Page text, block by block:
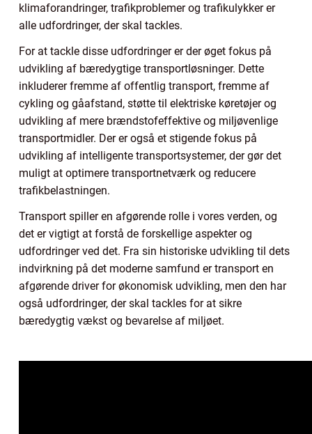
klimaforandringer, trafikproblemer og trafikulykker er
alle udfordringer, der skal tackles.
For at tackle disse udfordringer er der øget fokus på
udvikling af bæredygtige transportløsninger. Dette
inkluderer fremme af offentlig transport, fremme af
cykling og gåafstand, støtte til elektriske køretøjer og
udvikling af mere brændstofeffektive og miljøvenlige
transportmidler. Der er også et stigende fokus på
udvikling af intelligente transportsystemer, der gør det
muligt at optimere transportnetværk og reducere
trafikbelastningen.
Transport spiller en afgørende rolle i vores verden, og
det er vigtigt at forstå de forskellige aspekter og
udfordringer ved det. Fra sin historiske udvikling til dets
indvirkning på det moderne samfund er transport en
afgørende driver for økonomisk udvikling, men den har
også udfordringer, der skal tackles for at sikre
bæredygtig vækst og bevarelse af miljøet.